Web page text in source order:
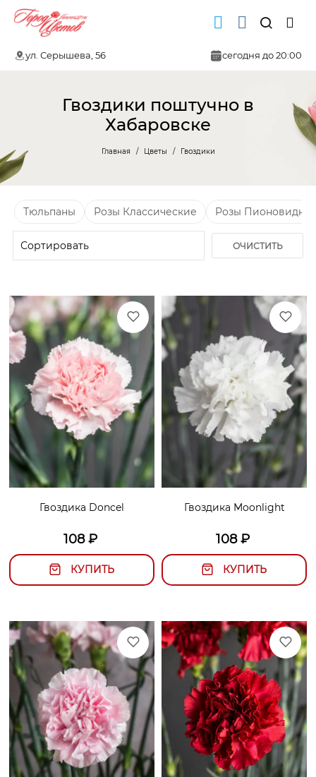
ул. Серышева, 56 сегодня до 20:00
Гвоздики поштучно в
Хабаровске
Главная Цветы Гвоздики
Тюльпаны Розы Классические Розы
ОЧИСТИТЬ
Гвоздика Doncel
108₽
КУПИТЬ
Гвоздика Moonlight
108₽
КУПИТЬ